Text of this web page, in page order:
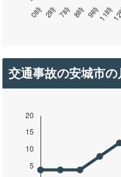
交通事故の安城市